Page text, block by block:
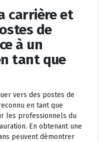
carrière et
de
à un
tant que
vers des postes de
en tant que
les professionnels du
En obtenant une
peuvent démontrer